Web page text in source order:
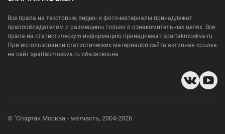
Все права на текстовые, видео- и фото-материалы принадлежат
правообладателям и размещены только в ознакомительных целях. Все
права на статистическую информацию принадлежат spartakmoskva.ru.
При использовании статистических материалов сайта активная ссылка
на сайт spartakmoskva.ru обязательна
© "Спартак Москва - матчасть, 2004-2026